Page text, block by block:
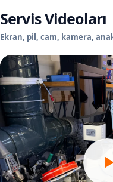
Servis Videoları
Ekran, pil, cam, kamera,